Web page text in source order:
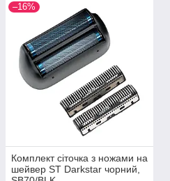
–16%
Комплект сіточка з ножами на
шейвер ST Darkstar чорний,